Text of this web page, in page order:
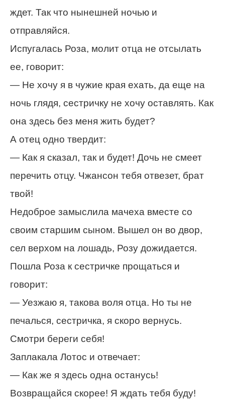
ждет. Так что нынешней ночью и
отправляйся.
Испугалась Роза, молит отца не отсылать
ее, говорит:
— Не хочу я в чужие края ехать, да еще на
ночь глядя, сестричку не хочу оставлять. Как
она здесь без меня жить будет?
А отец одно твердит:
— Как я сказал, так и будет! Дочь не смеет
перечить отцу. Чжансон тебя отвезет, брат
твой!
Недоброе замыслила мачеха вместе со
своим старшим сыном. Вышел он во двор,
сел верхом на лошадь, Розу дожидается.
Пошла Роза к сестричке прощаться и
говорит:
— Уезжаю я, такова воля отца. Но ты не
печалься, сестричка, я скоро вернусь.
Смотри береги себя!
Заплакала Лотос и отвечает:
— Как же я здесь одна останусь!
Возвращайся скорее! Я ждать тебя буду!